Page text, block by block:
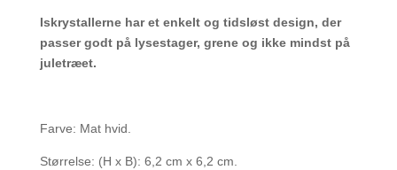
var:
kr. 169,00.
er:
kr. 135,20.
Iskrystallerne har et enkelt og tidsløst design, der
passer godt på lysestager, grene og ikke mindst på
juletræet.
Farve: Mat hvid.
Størrelse: (H x B): 6,2 cm x 6,2 cm.